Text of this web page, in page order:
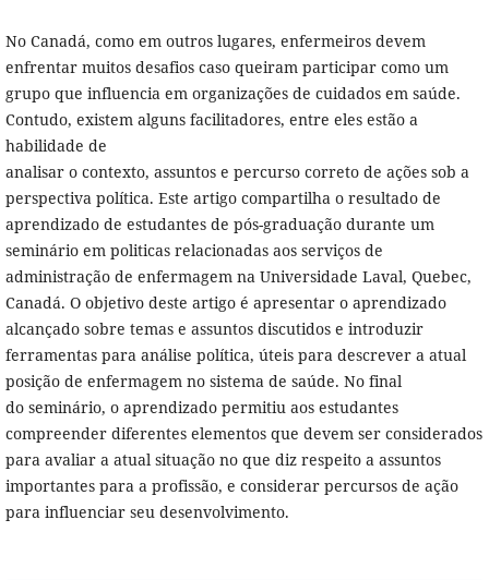
No Canadá, como em outros lugares, enfermeiros devem
enfrentar muitos desafios caso queiram participar como um
grupo que influencia em organizações de cuidados em saúde.
Contudo, existem alguns facilitadores, entre eles estão a
habilidade de
analisar o contexto, assuntos e percurso correto de ações sob a
perspectiva política. Este artigo compartilha o resultado de
aprendizado de estudantes de pós-graduação durante um
seminário em politicas relacionadas aos serviços de
administração de enfermagem na Universidade Laval, Quebec,
Canadá. O objetivo deste artigo é apresentar o aprendizado
alcançado sobre temas e assuntos discutidos e introduzir
ferramentas para análise política, úteis para descrever a atual
posição de enfermagem no sistema de saúde. No final
do seminário, o aprendizado permitiu aos estudantes
compreender diferentes elementos que devem ser considerados
para avaliar a atual situação no que diz respeito a assuntos
importantes para a profissão, e considerar percursos de ação
para influenciar seu desenvolvimento.